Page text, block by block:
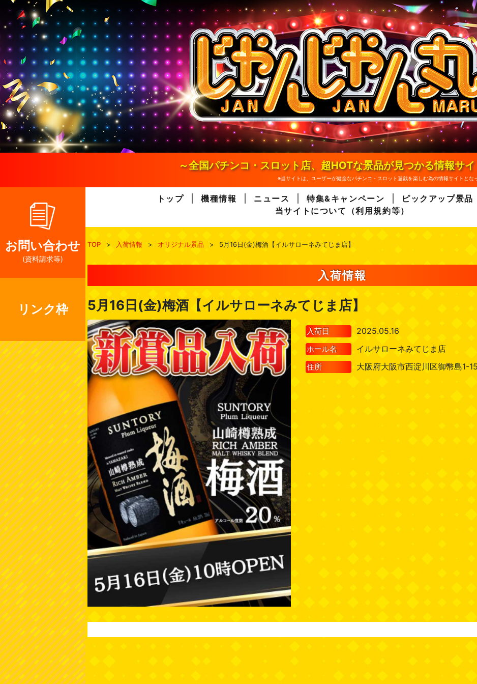
n
e
n
～全国パチンコ・スロット店、超HOTな景品が見つかる情報サ
※当サイトは、ユーザーが健全なパチンコ・スロット遊戯を楽しむ為の情報サイトとな
お問い合わせ
(資料請求等)
リンク枠
トップ 機種情報 ニュース 特集&キャンペーン ピックアップ景品
当サイトについて（利用規約等）
TOP > 入荷情報 > オリジナル景品 > 5月16日(金)梅酒【イルサローネみてじま店】
入荷情報
5月16日(金)梅酒【イルサローネみてじま店】
入荷日 2025.05.16
ホール名 イルサローネみてじま店
住所 大阪府大阪市西淀川区御幣島1-